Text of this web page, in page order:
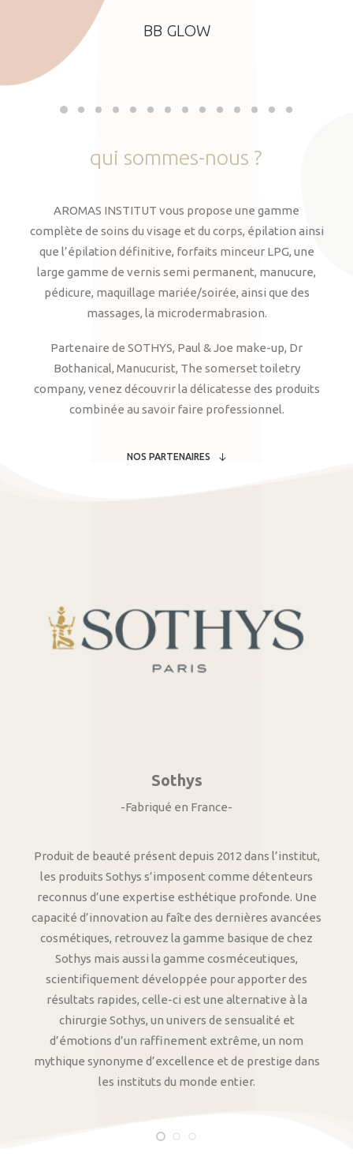
BB GLOW
qui sommes-nous ?
AROMAS INSTITUT vous propose une gamme
complète de soins du visage et du corps, épilation ainsi
que l’épilation définitive, forfaits minceur LPG, une
large gamme de vernis semi permanent, manucure,
pédicure, maquillage mariée/soirée, ainsi que des
massages, la microdermabrasion.
Partenaire de SOTHYS, Paul & Joe make-up, Dr
Bothanical, Manucurist, The somerset toiletry
company, venez découvrir la délicatesse des produits
combinée au savoir faire professionnel.
NOS PARTENAIRES
Sothys
-Fabriqué en France-
Produit de beauté présent depuis 2012 dans l’institut,
les produits Sothys s’imposent comme détenteurs
reconnus d’une expertise esthétique profonde. Une
capacité d’innovation au faîte des dernières avancées
cosmétiques, retrouvez la gamme basique de chez
Sothys mais aussi la gamme cosméceutiques,
scientifiquement développée pour apporter des
résultats rapides, celle-ci est une alternative à la
chirurgie Sothys, un univers de sensualité et
d’émotions d’un raffinement extrême, un nom
mythique synonyme d’excellence et de prestige dans
les instituts du monde entier.